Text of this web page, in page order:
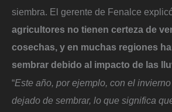
siembra. El gerente de Fenalce
agricultores no tienen certeza de
cosechas, y en muchas regiones
sembrar debido al impacto de las
“Este año, por ejemplo, con el
dejado de sembrar, lo que significa